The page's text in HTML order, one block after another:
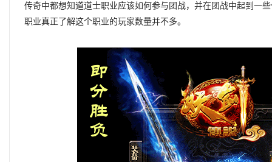
传奇中都想知道道士职业应该如何参与团战，并在团战中起到一
职业真正了解这个职业的玩家数量并不多。